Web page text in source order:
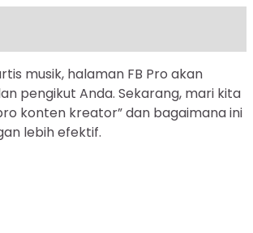
musik, halaman FB Pro akan
pengikut Anda. Sekarang, mari kita
konten kreator” dan bagaimana ini
lebih efektif.